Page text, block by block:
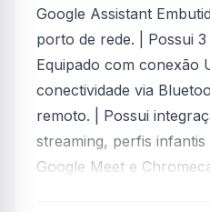
Google Assistant
porto de rede. | Possui 3
Equipado com conexão
conectividade via
remoto. | Possui
streaming, perfis
Google Meet e